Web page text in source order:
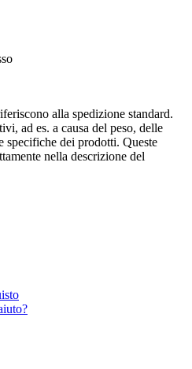
alla spedizione standard.
ad es. a causa del peso, delle
specifiche dei prodotti. Queste
nella descrizione del